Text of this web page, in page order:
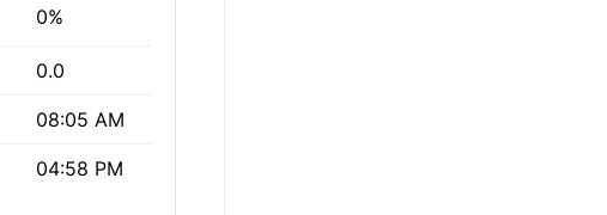
0%
0.0
08:05 AM
04:58 PM